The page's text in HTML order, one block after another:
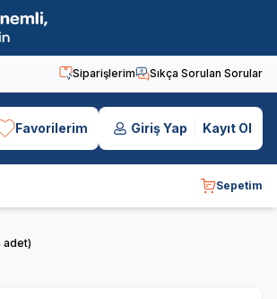
Siparişlerim Sıkça Sorulan Sorular
Favorilerim Giriş Yap Kayıt Ol
Sepetim
adet)